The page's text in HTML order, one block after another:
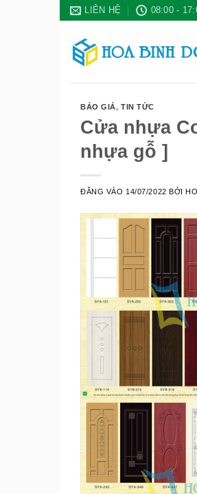
Bỏ
dung
LIÊN HỆ 08:00 -
BÁO GIÁ,TIN TỨC
Cửa nhựa
nhựa gỗ ]
ĐĂNG VÀO 14/07/2022 BỞI